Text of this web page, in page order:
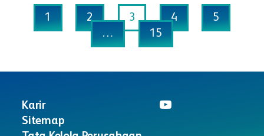
1 2 3 4
5
…
15
Karir
Sitemap